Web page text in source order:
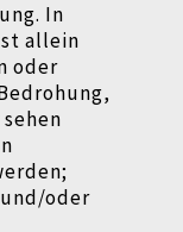
In
allein
oder
oder